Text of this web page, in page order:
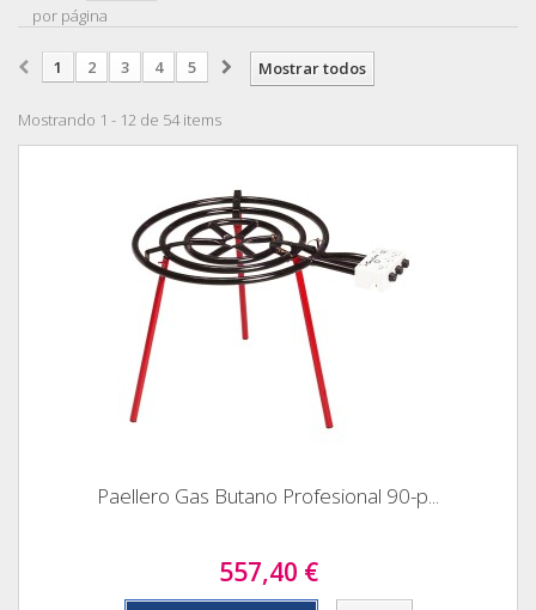
por página
Mostrar todos
1 2 3 4 5
Mostrando 1 - 12 de 54 items
Paellero Gas Butano Profesional 90-p...
557,40 €